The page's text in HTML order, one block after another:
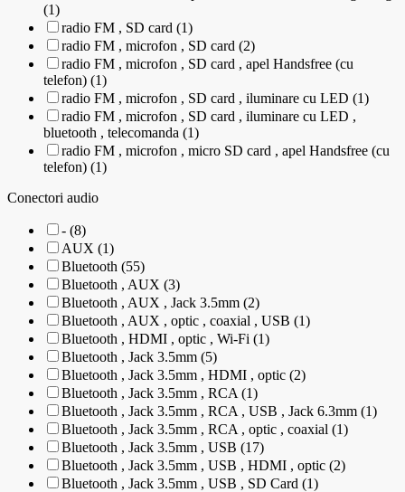
(1)
radio FM , SD card (1)
radio FM , microfon , SD card (2)
radio FM , microfon , SD card , apel Handsfree (cu
telefon) (1)
radio FM , microfon , SD card , iluminare cu LED (1)
radio FM , microfon , SD card , iluminare cu LED ,
bluetooth , telecomanda (1)
radio FM , microfon , micro SD card , apel Handsfree (cu
telefon) (1)
Conectori audio
- (8)
AUX (1)
Bluetooth (55)
Bluetooth , AUX (3)
Bluetooth , AUX , Jack 3.5mm (2)
Bluetooth , AUX , optic , coaxial , USB (1)
Bluetooth , HDMI , optic , Wi-Fi (1)
Bluetooth , Jack 3.5mm (5)
Bluetooth , Jack 3.5mm , HDMI , optic (2)
Bluetooth , Jack 3.5mm , RCA (1)
Bluetooth , Jack 3.5mm , RCA , USB , Jack 6.3mm (1)
Bluetooth , Jack 3.5mm , RCA , optic , coaxial (1)
Bluetooth , Jack 3.5mm , USB (17)
Bluetooth , Jack 3.5mm , USB , HDMI , optic (2)
Bluetooth , Jack 3.5mm , USB , SD Card (1)